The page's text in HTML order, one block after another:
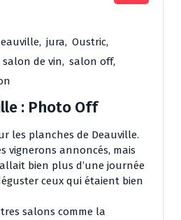
, jura, Oustric,
salon de vin, salon off,
: Photo Off
les planches de Deauville.
vignerons annoncés, mais
bien plus d’une journée
ceux qui étaient bien
salons comme la